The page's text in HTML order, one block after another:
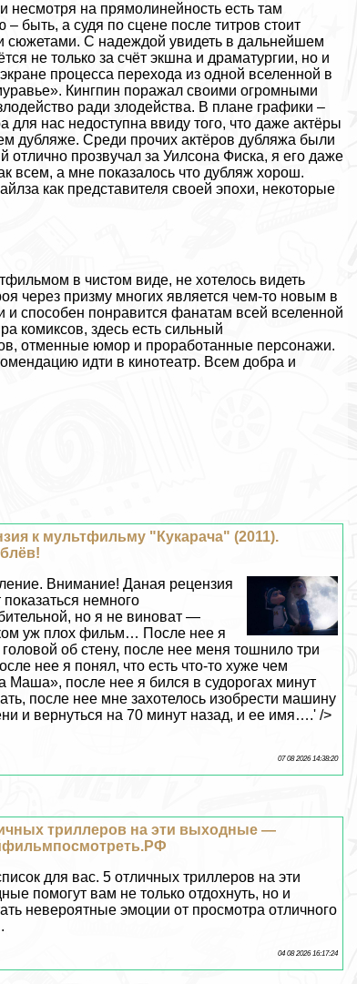
несмотря на прямолинейность есть там
быть, а судя по сцене после титров стоит
сюжетами. С надеждой увидеть в дальнейшем
не только за счёт экшна и драматургии, но и
процесса перехода из одной вселенной в
Кингпин поражал своими огромными
ради злодейства. В плане графики –
нас недоступна ввиду того, что даже актёры
дубляже. Среди прочих актёров дубляжа были
прозвучал за Уилсона Фиска, я его даже
всем, а мне показалось что дубляж хорош.
как представителя своей эпохи, некоторые
в чистом виде, не хотелось видеть
через призму многих является чем-то новым в
способен понравится фанатам всей вселенной
комиксов, здесь есть сильный
отменные юмор и проработанные персонажи.
идти в кинотеатр. Всем добра и
Внимание! Даная рецензия
немного
но я не виноват —
уж плох фильм… После нее я
головой об стену, после нее меня тошнило три
нее я понял, что есть что-то хуже чем
Маша», после нее я бился в судорогах минут
после нее мне захотелось изобрести машину
и вернуться на 70 минут назад, и ее имя….' />
07 08 2026 14:38:20
триллеров на эти выходные —
для вас. 5 отличных триллеров на эти
помогут вам не только отдохнуть, но и
невероятные эмоции от просмотра отличного
04 08 2026 16:17:24
"Ведьма" (2019): актеры и роли, сколько
где снимали